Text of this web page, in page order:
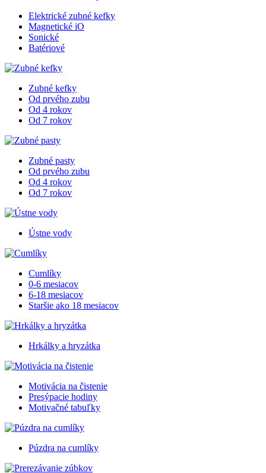
Elektrické zubné kefky
Magnetické iO
Sonické
Batériové
Zubné kefky
Od prvého zubu
Od 4 rokov
Od 7 rokov
Zubné pasty
Od prvého zubu
Od 4 rokov
Od 7 rokov
Ústne vody
Cumlíky
0-6 mesiacov
6-18 mesiacov
Staršie ako 18 mesiacov
Hrkálky a hryzátka
Motivácia na čistenie
Presýpacie hodiny
Motivačné tabuľky
Púzdra na cumlíky